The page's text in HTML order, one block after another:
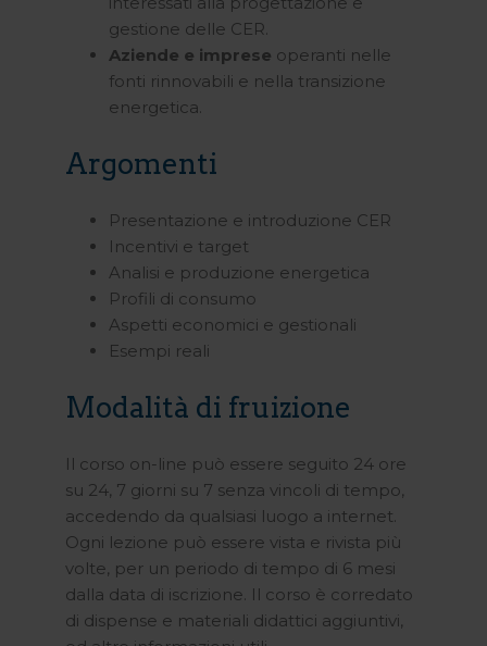
gestione delle CER.
Aziende e imprese operanti nelle
fonti rinnovabili e nella transizione
energetica.
Argomenti
Presentazione e introduzione CER
Incentivi e target
Analisi e produzione energetica
Profili di consumo
Aspetti economici e gestionali
Esempi reali
Modalità di fruizione
Il corso on-line può essere seguito 24 ore
su 24, 7 giorni su 7 senza vincoli di tempo,
accedendo da qualsiasi luogo a internet.
Ogni lezione può essere vista e rivista più
volte, per un periodo di tempo di 6 mesi
dalla data di iscrizione. Il corso è corredato
di dispense e materiali didattici aggiuntivi,